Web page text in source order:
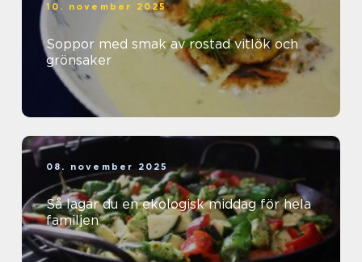
10. november 2025
Soppor med smak av rostad vitlök och
grönsaker
08. november 2025
Så lagar du en ekologisk middag för hela
familjen